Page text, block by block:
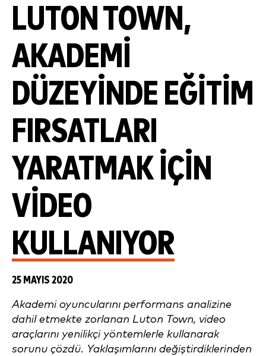
LUTON TOWN,
AKADEMI
DÜZEYINDE EĞITIM
FIRSATLARI
YARATMAK IÇIN
VIDEO
KULLANIYOR
25 MAYIS 2020
Akademi oyuncularını performans analizine
dahil etmekte zorlanan Luton Town, video
araçlarını yenilikçi yöntemlerle kullanarak
sorunu çözdü. Yaklaşımlarını değiştirdiklerinden